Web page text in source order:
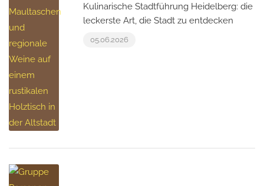
Kulinarische Stadtführung Heidelberg: die
leckerste Art, die Stadt zu entdecken
05.06.2026